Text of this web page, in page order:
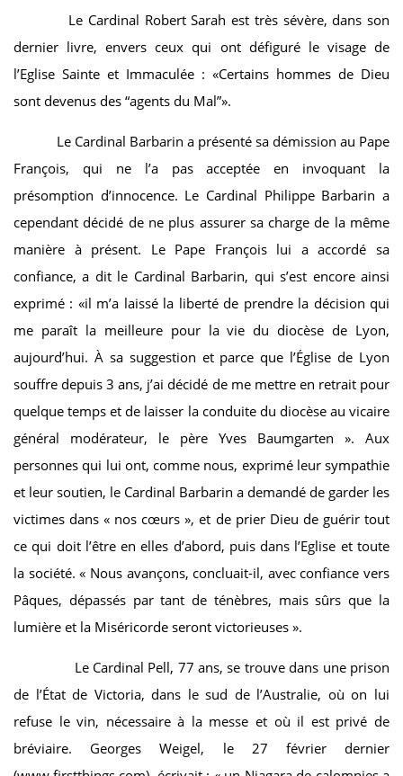
Le Cardinal Robert Sarah est très sévère, dans son
dernier livre, envers ceux qui ont défiguré le visage de
l’Eglise Sainte et Immaculée : «Certains hommes de Dieu
sont devenus des “agents du Mal”».
Le Cardinal Barbarin a présenté sa démission au Pape
François, qui ne l’a pas acceptée en invoquant la
présomption d’innocence. Le Cardinal Philippe Barbarin a
cependant décidé de ne plus assurer sa charge de la même
manière à présent. Le Pape François lui a accordé sa
confiance, a dit le Cardinal Barbarin, qui s’est encore ainsi
exprimé : «il m’a laissé la liberté de prendre la décision qui
me paraît la meilleure pour la vie du diocèse de Lyon,
aujourd’hui. À sa suggestion et parce que l’Église de Lyon
souffre depuis 3 ans, j’ai décidé de me mettre en retrait pour
quelque temps et de laisser la conduite du diocèse au vicaire
général modérateur, le père Yves Baumgarten ». Aux
personnes qui lui ont, comme nous, exprimé leur sympathie
et leur soutien, le Cardinal Barbarin a demandé de garder les
victimes dans « nos cœurs », et de prier Dieu de guérir tout
ce qui doit l’être en elles d’abord, puis dans l’Eglise et toute
la société. « Nous avançons, concluait-il, avec confiance vers
Pâques, dépassés par tant de ténèbres, mais sûrs que la
lumière et la Miséricorde seront victorieuses ».
Le Cardinal Pell, 77 ans, se trouve dans une prison
de l’État de Victoria, dans le sud de l’Australie, où on lui
refuse le vin, nécessaire à la messe et où il est privé de
bréviaire. Georges Weigel, le 27 février dernier